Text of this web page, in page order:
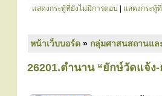
แสดงกระทู้ที่ยังไม่มีการตอบ แสดงกระทู้
หน้าเว็บบอร์ด » กลุ่มศาสนสถานแ
26201.ตำนาน “ยักษ์วัดแจ้ง